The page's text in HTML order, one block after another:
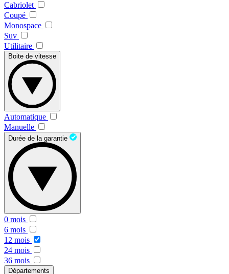
Cabriolet
Coupé
Monospace
Suv
Utilitaire
Boite de vitesse
Automatique
Manuelle
Durée de la garantie
0 mois
6 mois
12 mois
24 mois
36 mois
Départements